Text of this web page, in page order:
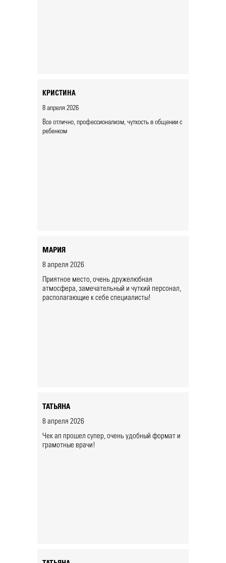
КРИСТИНА
8 апреля 2026
Все отлично, профессионализм, чуткость в общении с
ребенком
МАРИЯ
8 апреля 2026
Приятное место, очень дружелюбная
атмосфера, замечательный и чуткий персонал,
располагающие к себе специалисты!
ТАТЬЯНА
8 апреля 2026
Чек ап прошел супер, очень удобный формат и
грамотные врачи!